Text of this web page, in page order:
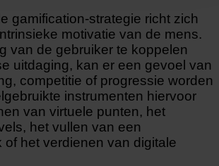
gamification-strategie richt zich
motivatie van de mens.
van de gebruiker te koppelen
uitdaging, kan er een gevoel van
competitie of progressie worden
instrumenten hiervoor
van virtuele punten, het
het vullen van een
of het verdienen van digitale